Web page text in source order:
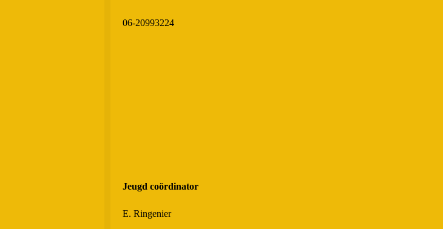
06-20993224
Jeugd coördinator
E. Ringenier